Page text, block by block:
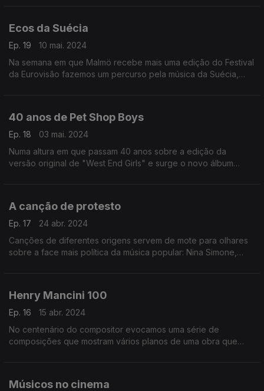
Ecos da Suécia
Ep. 19
10 mai. 2024
Na semana em que Malmö recebe mais uma edição do Festival
da Eurovisão fazemos um percurso pela música da Suécia,
40 anos de Pet Shop Boys
Ep. 18
03 mai. 2024
Numa altura em que passam 40 anos sobre a edição da
versão original de "West End Girls" e surge o novo álbum
A canção de protesto
Ep. 17
24 abr. 2024
Canções de diferentes origens servem de mote para olhares
sobre a face mais política da música popular: Nina Simone,
Henry Mancini 100
Ep. 16
15 abr. 2024
No centenário do compositor evocamos uma série de
composições que mostram vários planos de uma obra que
Músicos no cinema